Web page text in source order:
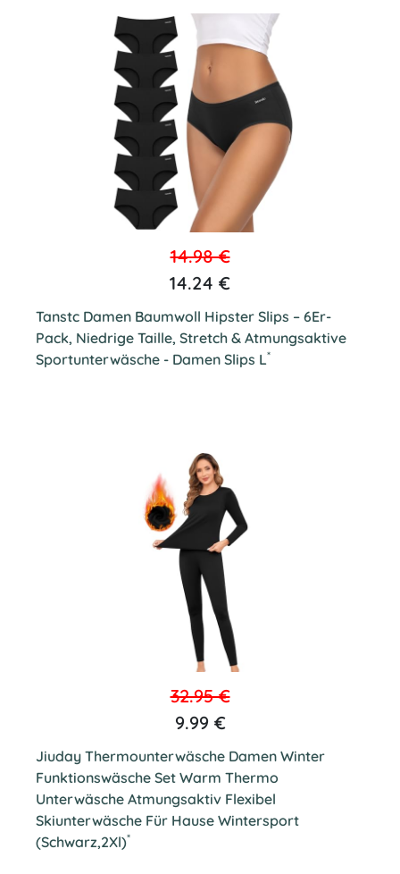
14.98 €
14.24 €
Tanstc Damen Baumwoll Hipster Slips – 6Er-
Pack, Niedrige Taille, Stretch & Atmungsaktive
Sportunterwäsche - Damen Slips L*
32.95 €
9.99 €
Jiuday Thermounterwäsche Damen Winter
Funktionswäsche Set Warm Thermo
Unterwäsche Atmungsaktiv Flexibel
Skiunterwäsche Für Hause Wintersport
(Schwarz,2Xl)*